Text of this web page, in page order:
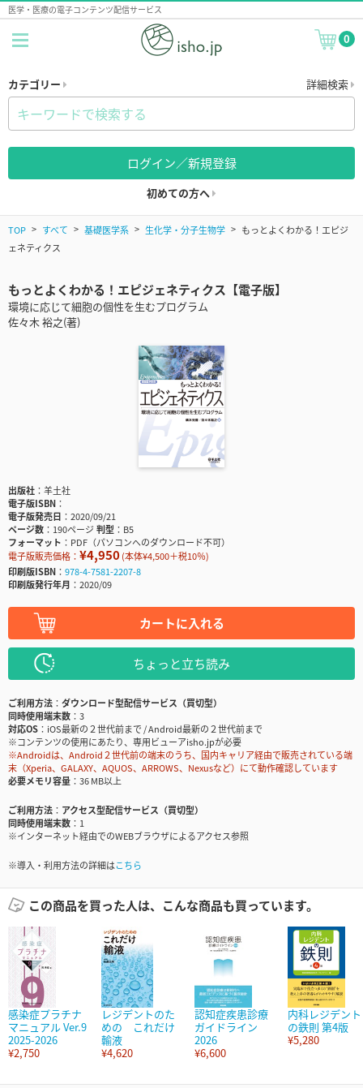
医学・医療の電子コンテンツ配信サービス
0
カテゴリー 詳細検索
ログイン／新規登録
初めての方へ
TOP すべて 基礎医学系 生化学・分子生物学
もっとよくわかる！エピジ
ェネティクス
もっとよくわかる！エピジェネティクス【電子版】
環境に応じて細胞の個性を生むプログラム
佐々木 裕之(著)
出版社
羊土社
電子版ISBN
電子版発売日
2020/09/21
ページ数
190ページ判型
B5
フォーマット
PDF（パソコンへのダウンロード不可）
電子版販売価格： ¥4,950(本体¥4,500＋税10％)
印刷版ISBN
978-4-7581-2207-8
印刷版発行年月
2020/09
カートに入れる
ちょっと立ち読み
ご利用方法
ダウンロード型配信サービス（買切型）
同時使用端末数
3
対応OS
iOS最新の２世代前まで / Android最新の２世代前まで
※コンテンツの使用にあたり、専用ビューアisho.jpが必要
※Androidは、Android２世代前の端末のうち、国内キャリア経由で販売されている端
末（Xperia、GALAXY、AQUOS、ARROWS、Nexusなど）にて動作確認しています
必要メモリ容量
36 MB以上
ご利用方法
アクセス型配信サービス（買切型）
同時使用端末数
1
※インターネット経由でのWEBブラウザによるアクセス参照
※導入・利用方法の詳細はこちら
この商品を買った人は、こんな商品も買っています。
感染症プラチナ
マニュアル Ver.9
2025-2026
¥2,750
レジデントのた
めの これだけ
輸液
¥4,620
認知症疾患診療
ガイドライン
2026
¥6,600
内科レジデント
の鉄則 第4版
¥5,280